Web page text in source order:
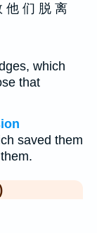
他 们 脱 离
which
that
saved them